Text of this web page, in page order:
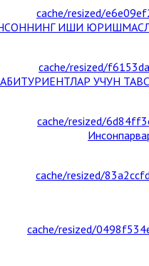
ИШИ
АБИТУРИЕНТЛАР УЧУН